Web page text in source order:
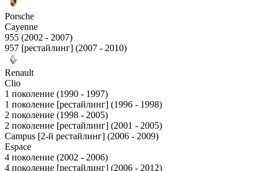
Porsche
Cayenne
955 (2002 - 2007)
957 [рестайлинг] (2007 - 2010)
Renault
Clio
1 поколение (1990 - 1997)
1 поколение [рестайлинг] (1996 - 1998)
2 поколение (1998 - 2005)
2 поколение [рестайлинг] (2001 - 2005)
Campus [2-й рестайлинг] (2006 - 2009)
Espace
4 поколение (2002 - 2006)
4 поколение [рестайлинг] (2006 - 2012)